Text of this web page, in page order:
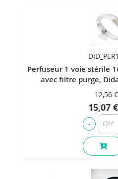
Perfuseur 1 voie stérile
avec filtre purge,
12,56 €
15,07 €